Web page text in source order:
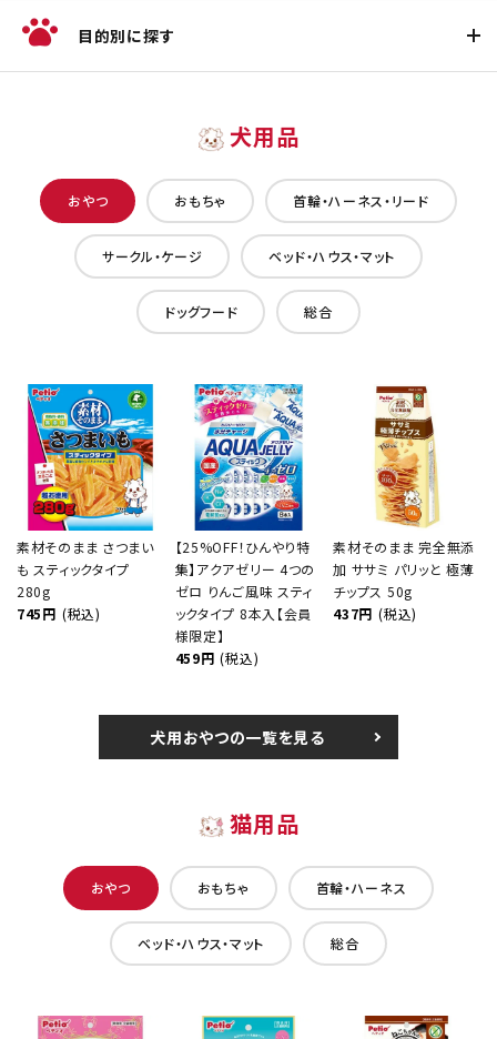
目的別に探す
犬用品
おやつ おもちゃ 首輪・ハーネス・リード
サークル・ケージ ベッド・ハウス・マット
ドッグフード 総合
素材そのまま さつまい
も スティックタイプ
280g
745円 (税込)
【25%OFF！ひんやり特
集】アクアゼリー 4つの
ゼロ りんご風味 スティ
ックタイプ 8本入【会員
様限定】
459円 (税込)
素材そのまま 完全無添
加 ササミ パリッと 極薄
チップス 50g
437円 (税込)
犬用おやつの一覧を見る
猫用品
おやつ おもちゃ 首輪・ハーネス
ベッド・ハウス・マット 総合